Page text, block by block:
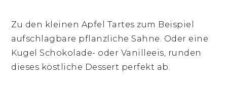
Zu den kleinen Apfel Tartes zum Beispiel
aufschlagbare pflanzliche Sahne. Oder eine
Kugel Schokolade- oder Vanilleeis, runden
dieses köstliche Dessert perfekt ab.